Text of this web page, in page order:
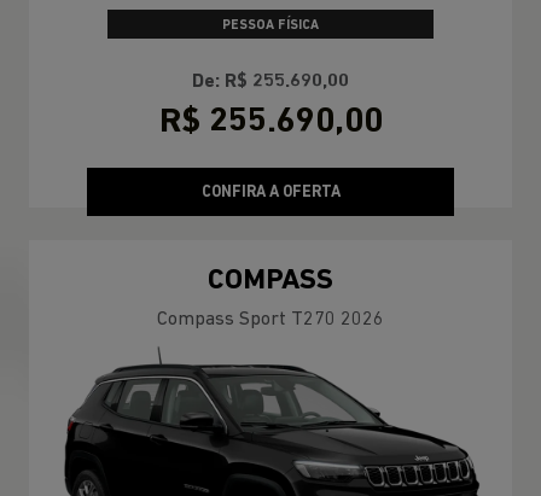
PESSOA FÍSICA
De: R$ 255.690,00
R$ 255.690,00
CONFIRA A OFERTA
COMPASS
Compass Sport T270 2026